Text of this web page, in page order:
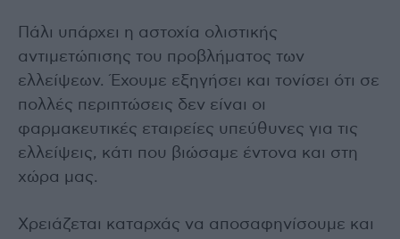
Πάλι υπάρχει η αστοχία ολιστικής
αντιμετώπισης του προβλήματος των
ελλείψεων. Έχουμε εξηγήσει και τονίσει ότι σε
πολλές περιπτώσεις δεν είναι οι
φαρμακευτικές εταιρείες υπεύθυνες για τις
ελλείψεις, κάτι που βιώσαμε έντονα και στη
χώρα μας.
Χρειάζεται καταρχάς να αποσαφηνίσουμε και